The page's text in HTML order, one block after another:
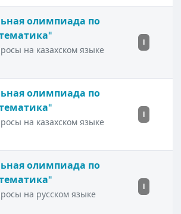
олимпиада по
на казахском языке
I
олимпиада по
на казахском языке
I
олимпиада по
на русском языке
I